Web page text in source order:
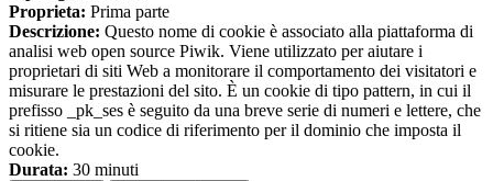
Proprieta: Prima parte
Descrizione: Questo nome di cookie è associato alla piattaforma di
analisi web open source Piwik. Viene utilizzato per aiutare i
proprietari di siti Web a monitorare il comportamento dei visitatori e
misurare le prestazioni del sito. È un cookie di tipo pattern, in cui il
prefisso _pk_ses è seguito da una breve serie di numeri e lettere, che
si ritiene sia un codice di riferimento per il dominio che imposta il
cookie.
Durata: 30 minuti